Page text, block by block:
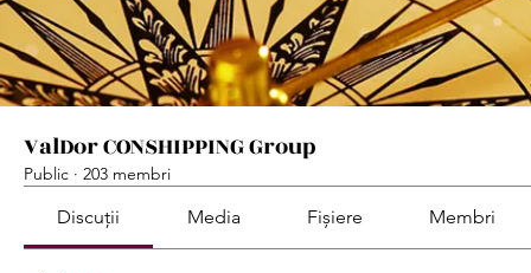
ValDor CONSHIPPING Group
Public · 203 membri
Discuții Media Fișiere Membri